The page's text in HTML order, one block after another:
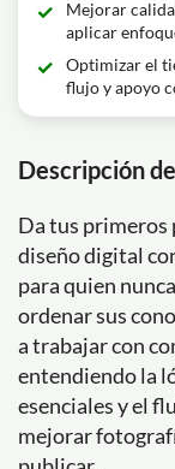
Mejorar
aplicar
Optimizar el
flujo y apoyo
Descripción
Da tus primeros
diseño digital
para quien
ordenar sus
a trabajar con
entendiendo la
esenciales y el
mejorar